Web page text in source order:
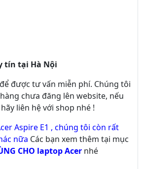
tín tại Hà Nội
được tư vấn miễn phí. Chúng tôi
chưa đăng lên website, nếu
liên hệ với shop nhé !
Aspire E1 , chúng tôi còn rất
nữa Các bạn xem thêm tại mục
CHO laptop Acer nhé